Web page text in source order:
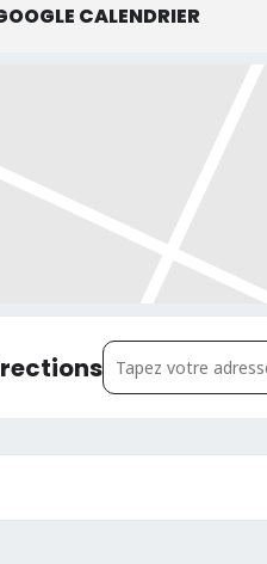
CALENDRIER
Address - Zaef